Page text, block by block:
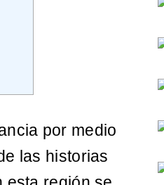
por medio
las historias